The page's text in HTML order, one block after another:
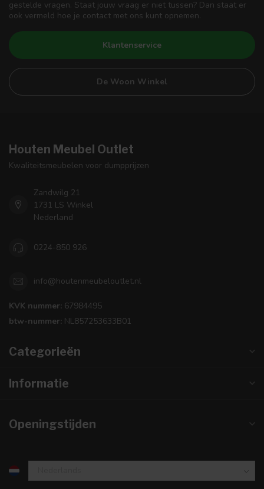
gestelde vragen. Staat jouw vraag er niet tussen? Dan staat er
ook vermeld hoe je contact met ons kunt opnemen.
Klantenservice
De Woon Winkel
Houten Meubel Outlet
Kwaliteitsmeubelen voor dumpprijzen
Zandwilg 21
1731 LS Winkel
Nederland
0224-850 926
info@houtenmeubeloutlet.nl
KVK nummer: 67984495
btw-nummer: NL857253633B01
Categorieën
Informatie
Openingstijden